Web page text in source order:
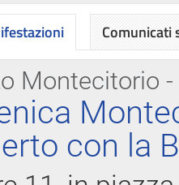
Montecitorio
con la
Comunicati